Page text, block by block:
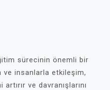
sürecinin önemli bir
ve insanlarla etkileşim,
ve davranışlarını